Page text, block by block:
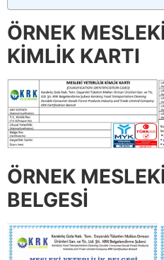
ÖRNEK
KİMLİK KARTI
ÖRNEK
BELGESİ